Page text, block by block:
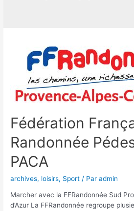
Fédération
Randonnée
PACA
archives, loisirs, Sport / Paradmin
Marcher avec la FFRandonnée Sud
d’Azur La FFRandonnée regroupe